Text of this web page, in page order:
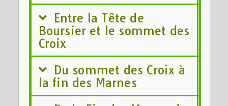
Entre la Tête de
Boursier et le sommet des
Croix
Du sommet des Croix à
la fin des Marnes